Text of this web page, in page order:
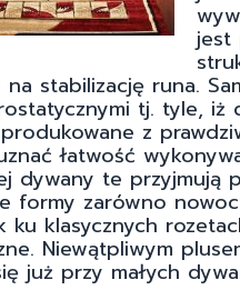
jest
stabilizację runa.
tj. tyle, iż
z
łatwość
dywany te
formy zarówno
ku klasycznych
Niewątpliwym
już przy małych